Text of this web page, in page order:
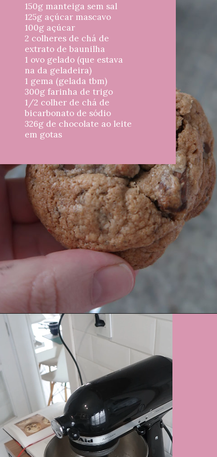
150g manteiga sem sal
125g açúcar mascavo
100g açúcar
2 colheres de chá de
extrato de baunilha
1 ovo gelado (que estava
na da geladeira)
1 gema (gelada tbm)
300g farinha de trigo
1/2 colher de chá de
bicarbonato de sódio
326g de chocolate ao leite
em gotas